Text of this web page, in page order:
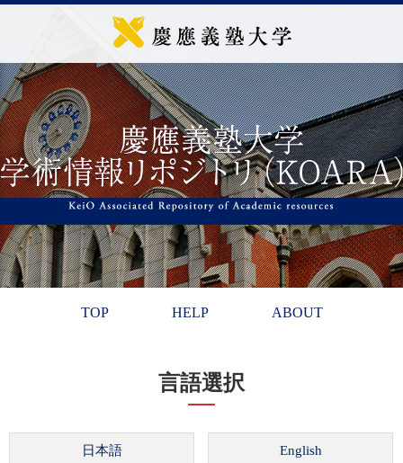
TOP HELP ABOUT
言語選択